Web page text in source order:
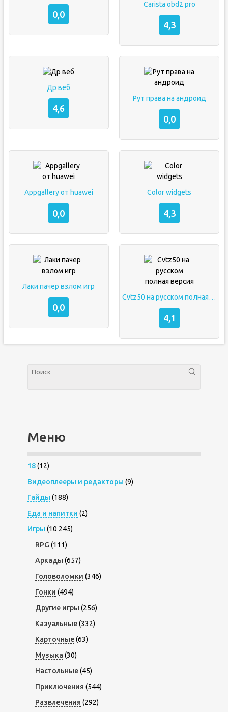
0,0
Carista obd2 pro
4,3
Др веб
4,6
Рут права на андроид
0,0
Appgallery от huawei
0,0
Color widgets
4,3
Лаки пачер взлом игр
0,0
Cvtz50 на русском полная версия
4,1
Меню
18(12)
Видеоплееры и редакторы (9)
Гайды (188)
Еда и напитки (2)
Игры (10 245)
RPG (111)
Аркады (657)
Головоломки (346)
Гонки (494)
Другие игры (256)
Казуальные(332)
Карточные(63)
Музыка (30)
Настольные(45)
Приключения (544)
Развлечения (292)